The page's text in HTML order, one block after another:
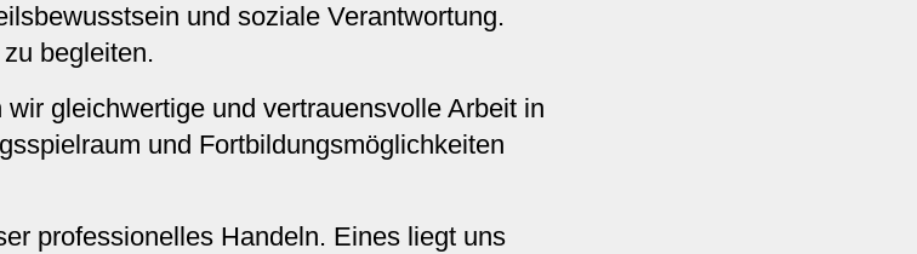
und soziale Verantwortung.
begleiten.
gleichwertige und vertrauensvolle Arbeit in
und Fortbildungsmöglichkeiten
professionelles Handeln. Eines liegt uns